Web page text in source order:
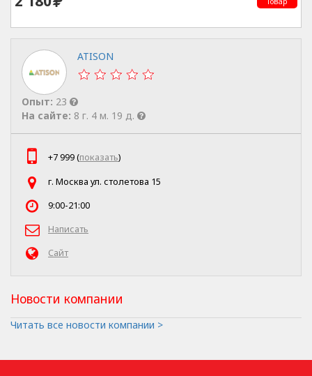
ATISON
Опыт: 23
На сайте: 8 г. 4 м. 19 д.
+7 999 (показать)
г. Москва ул. столетова 15
9:00-21:00
Написать
Сайт
Новости компании
Читать все новости компании >